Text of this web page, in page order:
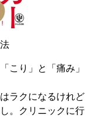
こり」と「痛み」
ラクになるけれど
。クリニックに行